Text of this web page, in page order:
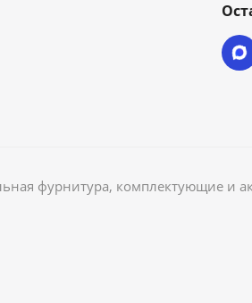
фурнитура, комплектующие и